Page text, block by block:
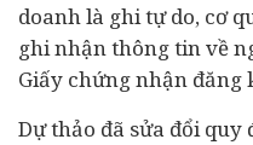
doanh là ghi tự do, cơ
ghi nhận thông tin về
Giấy chứng nhận đăng
Dự thảo đã sửa đổi